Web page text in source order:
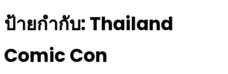
ป้ายกำกับ:Thailand
Comic Con